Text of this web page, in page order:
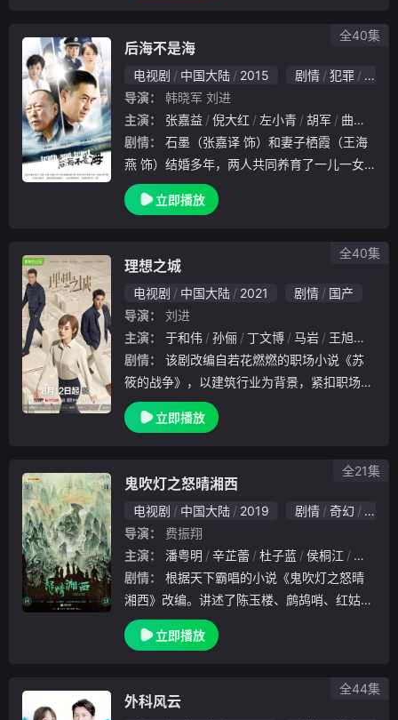
后海不是海
电视剧 中国大陆 2015 剧情 犯罪
国产
导演：
韩晓军 刘进
主演：
张嘉益 倪大红 左小青 胡军 曲高位
剧情：
燕 饰）结婚多年，两人共同养育了一儿一女
，然而，在生活平静的表象背后，石墨隐瞒了
一个惊人的秘密。原来，石墨的女儿（付枚
立即播放
全40集
理想之城
电视剧 中国大陆 2021 剧情
国产
导演：
刘进
主演：
于和伟 孙俪 丁文博 马岩 王旭峰
剧情：
筱的战争》，以建筑行业为背景，紧扣职场进
阶和逆袭这一脉络展开剧情，讲述了造价师苏
筱（孙俪 饰）因合作方推诿事件而被迫离职
立即播放
全40集
鬼吹灯之怒晴湘西
电视剧 中国大陆 2019 剧情 奇幻
冒险
导演：
费振翔
主演：
潘粤明 辛芷蕾 杜子蓝 侯桐江 张承
剧情：
湘西》改编。讲述了陈玉楼、鹧鸪哨、红姑娘
等老一辈“卸岭力士”与“搬山道人”携手探秘湘
西瓶山的传奇故事。
立即播放
全21集
外科风云
全44集